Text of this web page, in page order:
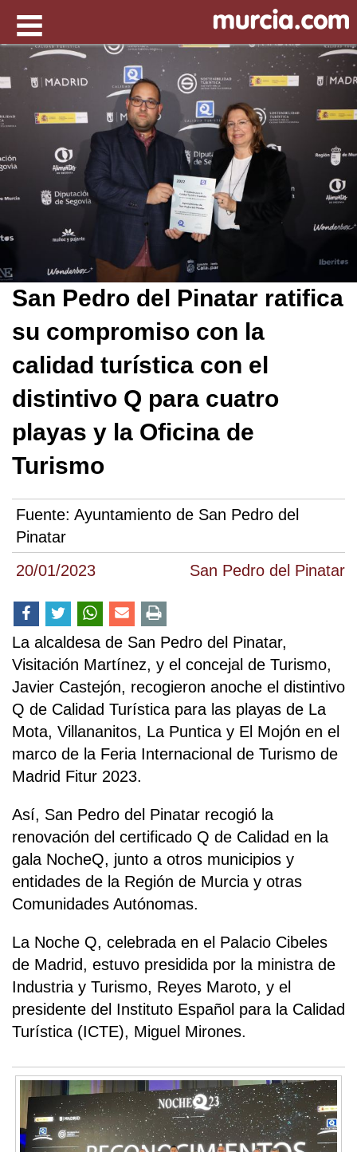
20/01/2023 San Pedro del Pinatar
San Pedro del Pinatar ratifica
su compromiso con la
calidad turística con el
distintivo Q para cuatro
playas y la Oficina de
Turismo
Fuente: Ayuntamiento de San Pedro del
Pinatar
La alcaldesa de San Pedro del Pinatar,
Visitación Martínez, y el concejal de Turismo,
Javier Castejón, recogieron anoche el distintivo
Q de Calidad Turística para las playas de La
Mota, Villananitos, La Puntica y El Mojón en el
marco de la Feria Internacional de Turismo de
Madrid Fitur 2023.
Así, San Pedro del Pinatar recogió la
renovación del certificado Q de Calidad en la
gala NocheQ, junto a otros municipios y
entidades de la Región de Murcia y otras
Comunidades Autónomas.
La Noche Q, celebrada en el Palacio Cibeles
de Madrid, estuvo presidida por la ministra de
Industria y Turismo, Reyes Maroto, y el
presidente del Instituto Español para la Calidad
Turística (ICTE), Miguel Mirones.